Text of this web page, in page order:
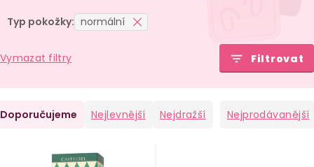
Typ pokožky: normální
Vymazat filtry Filtrovat
Doporučujeme Nejlevnější Nejdražší Nejprodávanější